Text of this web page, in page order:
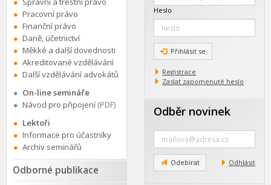
Pracovní právo
Finanční právo
Daně, účetnictví
Měkké a další dovednosti
Akreditované vzdělávání
Další vzdělávání advokátů
On-line semináře
Návod pro připojení (PDF)
Lektoři
Informace pro účastníky
Archiv seminářů
Odborné publikace
Heslo
Přihlásit se
Registrace
Zaslat zapomenuté heslo
Odběr novinek
Zadejte
mail
Odebírat Odhlásit